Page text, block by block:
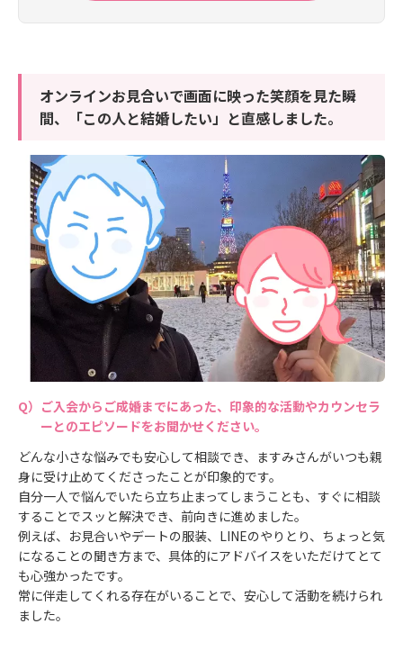
オンラインお見合いで画面に映った笑顔を見た瞬
間、「この人と結婚したい」と直感しました。
ご入会からご成婚までにあった、印象的な活動やカウンセラ
ーとのエピソードをお聞かせください。
どんな小さな悩みでも安心して相談でき、ますみさんがいつも親
身に受け止めてくださったことが印象的です。
自分一人で悩んでいたら立ち止まってしまうことも、すぐに相談
することでスッと解決でき、前向きに進めました。
例えば、お見合いやデートの服装、LINEのやりとり、ちょっと気
になることの聞き方まで、具体的にアドバイスをいただけてとて
も心強かったです。
常に伴走してくれる存在がいることで、安心して活動を続けられ
ました。